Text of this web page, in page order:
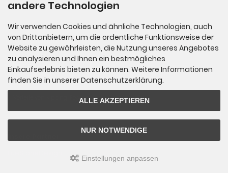
Cookie Einstellungen
Informationen
Sitemap
Über uns
Vorteile von Kipping-Fossils
andere Technologien
Wir verwenden Cookies und ähnliche Technologien, auch
von Drittanbietern, um die ordentliche Funktionsweise der
Website zu gewährleisten, die Nutzung unseres Angebotes
zu analysieren und Ihnen ein bestmögliches
Einkaufserlebnis bieten zu können. Weitere Informationen
finden Sie in unserer Datenschutzerklärung.
ALLE AKZEPTIEREN
NUR NOTWENDIGE
Einstellungen anpassen